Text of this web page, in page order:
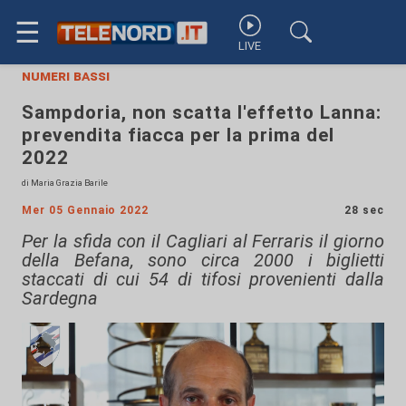
☰ LIVE
numeri bassi
Sampdoria, non scatta l'effetto Lanna:
prevendita fiacca per la prima del
2022
di Maria Grazia Barile
Mer 05 Gennaio 2022 28 sec
Per la sfida con il Cagliari al Ferraris il giorno
della Befana, sono circa 2000 i biglietti
staccati di cui 54 di tifosi provenienti dalla
Sardegna